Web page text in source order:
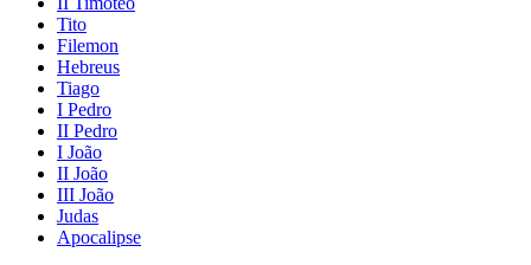
Tito
Filemon
Hebreus
Tiago
I Pedro
II Pedro
I João
II João
III João
Judas
Apocalipse